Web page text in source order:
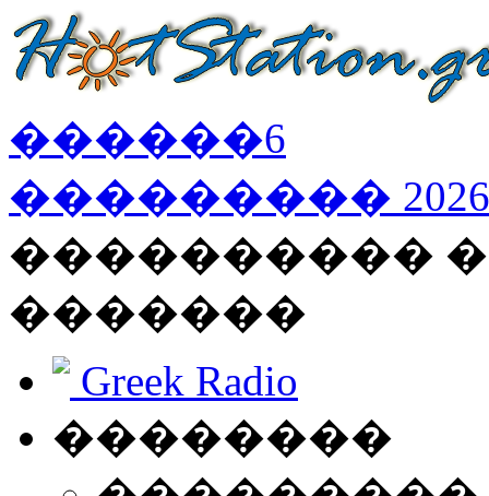
������6
��������� 2026
����������
�������
Greek Radio
��������